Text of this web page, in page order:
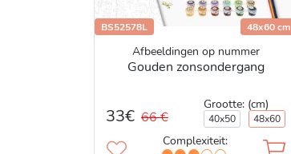
BS52578L 48x60 cm
Afbeeldingen op nummer
Gouden zonsondergang
33€ 66 €
Grootte: (cm)
40x50 48x60
Complexiteit: